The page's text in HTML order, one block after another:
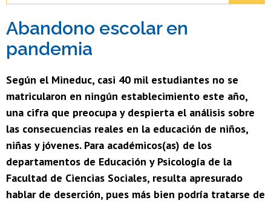
Estudiantes
Académicas/os
Egresadas/os
Abandono escolar en
pandemia
Según el Mineduc, casi 40 mil estudiantes no se
matricularon en ningún establecimiento este año,
una cifra que preocupa y despierta el análisis sobre
las consecuencias reales en la educación de niños,
niñas y jóvenes. Para académicos(as) de los
departamentos de Educación y Psicología de la
Facultad de Ciencias Sociales, resulta apresurado
hablar de deserción, pues más bien podría tratarse de